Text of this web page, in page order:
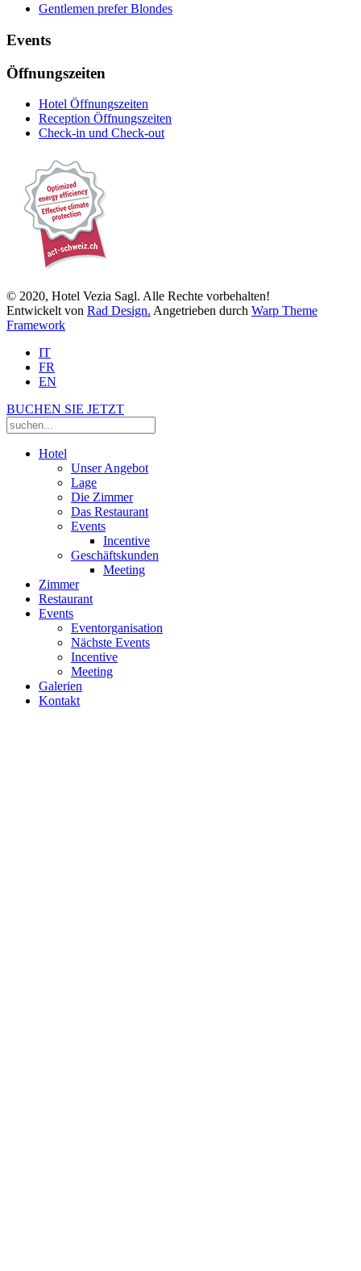
Gentlemen prefer Blondes
Events
Öffnungszeiten
Hotel Öffnungszeiten
Reception Öffnungszeiten
Check-in und Check-out
© 2020, Hotel Vezia Sagl. Alle Rechte vorbehalten!
Entwickelt von Rad Design. Angetrieben durch Warp Theme
Framework
IT
FR
EN
BUCHEN SIE JETZT
Hotel
Unser Angebot
Lage
Die Zimmer
Das Restaurant
Events
Incentive
Geschäftskunden
Meeting
Zimmer
Restaurant
Events
Eventorganisation
Nächste Events
Incentive
Meeting
Galerien
Kontakt